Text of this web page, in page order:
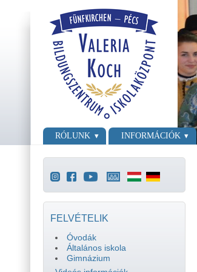
FőmenüRÓLUNK INFORMÁCIÓK
FELVÉTELIK
Óvodák
Általános iskola
Gimnázium